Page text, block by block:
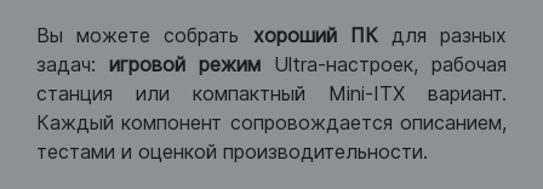
Вы можете собрать хороший ПКдля разных
задач: игровой режим Ultra-настроек, рабочая
станция или компактный Mini-ITX вариант.
Каждый компонент сопровождается описанием,
тестами и оценкой производительности.